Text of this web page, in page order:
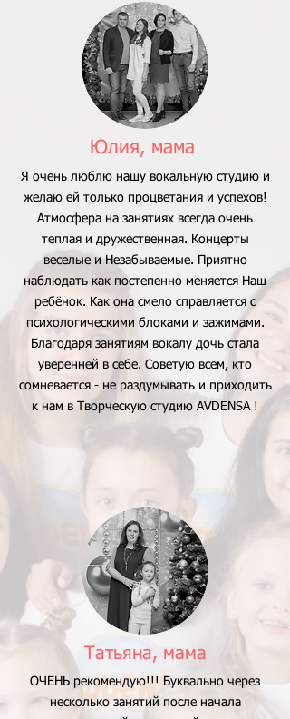
Юлия, мама
Я очень люблю нашу вокальную студию и
желаю ей только процветания и успехов!
Атмосфера на занятиях всегда очень
теплая и дружественная. Концерты
веселые и Незабываемые. Приятно
наблюдать как постепенно меняется Наш
ребёнок. Как она смело справляется с
психологическими блоками и зажимами.
Благодаря занятиям вокалу дочь стала
уверенней в себе. Советую всем, кто
сомневается - не раздумывать и приходить
к нам в Творческую студию AVDENSA !
Татьяна, мама
ОЧЕНЬ рекомендую!!! Буквально через
несколько занятий после начала